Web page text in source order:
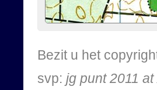
Bezit u het
svp: jg punt 2011